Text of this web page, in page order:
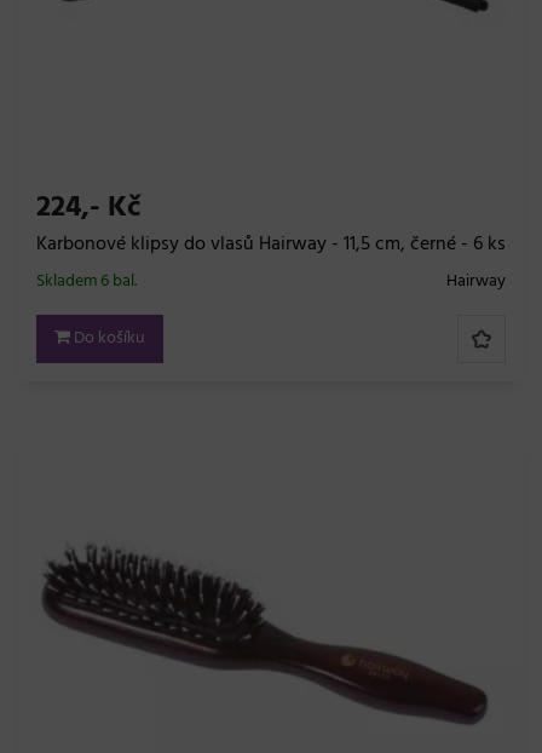
224,- Kč
Karbonové klipsy do vlasů Hairway - 11,5 cm, černé - 6 ks
Hairway
Skladem 6 bal.
Do košíku